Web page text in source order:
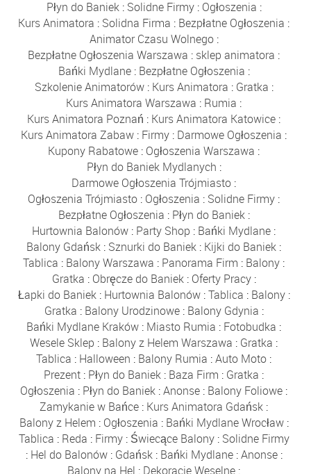
Płyn do Baniek: Solidne Firmy: Ogłoszenia :
Kurs Animatora : Solidna Firma : Bezpłatne Ogłoszenia :
Animator Czasu Wolnego:
Bezpłatne Ogłoszenia Warszawa : sklep animatora :
Bańki Mydlane: Bezpłatne Ogłoszenia :
Szkolenie Animatorów: Kurs Animatora : Gratka :
Kurs Animatora Warszawa : Rumia :
Kurs Animatora Poznań : Kurs Animatora Katowice :
Kurs Animatora Zabaw : Firmy : Darmowe Ogłoszenia :
Kupony Rabatowe : Ogłoszenia Warszawa :
Płyn do Baniek Mydlanych :
Darmowe Ogłoszenia Trójmiasto :
Ogłoszenia Trójmiasto : Ogłoszenia : Solidne Firmy :
Bezpłatne Ogłoszenia : Płyn do Baniek:
Hurtownia Balonów : Party Shop : Bańki Mydlane :
Balony Gdańsk : Sznurki do Baniek : Kijki do Baniek :
Tablica : Balony Warszawa : Panorama Firm : Balony :
Gratka : Obręcze do Baniek: Oferty Pracy:
Łapki do Baniek: Hurtownia Balonów:Tablica : Balony:
Gratka : Balony Urodzinowe: Balony Gdynia :
Bańki Mydlane Kraków : Miasto Rumia : Fotobudka :
Wesele Sklep : Balony z Helem Warszawa : Gratka :
Tablica : Halloween : Balony Rumia :Auto Moto :
Prezent : Płyn do Baniek : Baza Firm : Gratka :
Ogłoszenia : Płyn do Baniek :Anonse : Balony Foliowe :
Zamykanie w Bańce : Kurs Animatora Gdańsk :
Balony z Helem : Ogłoszenia : Bańki Mydlane Wrocław:
Tablica : Reda : Firmy: Świecące Balony: Solidne Firmy
: Hel do Balonów: Gdańsk: Bańki Mydlane:Anonse:
Balony na Hel : Dekoracje Weselne :